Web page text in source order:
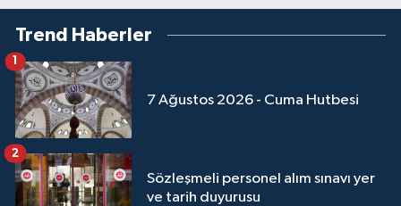
Trend Haberler
7 Ağustos 2026 - Cuma Hutbesi
1
Sözleşmeli personel alım sınavı yer
ve tarih duyurusu
2